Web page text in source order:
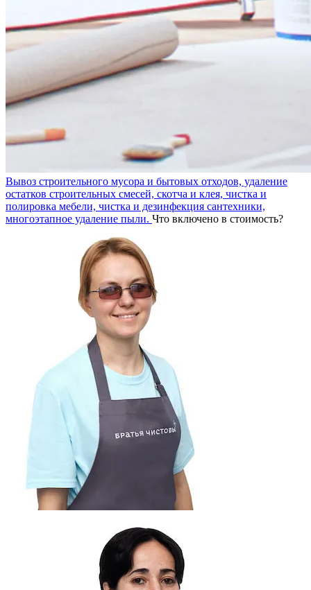
Вывоз строительного мусора и бытовых отходов, удаление
остатков строительных смесей, скотча и клея, чистка и
полировка мебели, чистка и дезинфекция сантехники,
многоэтапное удаление пыли. Что включено в стоимость?